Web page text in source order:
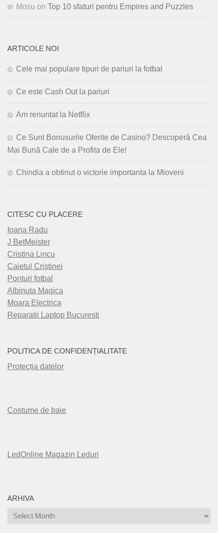
Mosu on Top 10 sfaturi pentru Empires and Puzzles
ARTICOLE NOI
Cele mai populare tipuri de pariuri la fotbal
Ce este Cash Out la pariuri
Am renuntat la Netflix
Ce Sunt Bonusurile Oferite de Casino? Descoperă Cea
Mai Bună Cale de a Profita de Ele!
Chindia a obtinut o victorie importanta la Mioveni
CITESC CU PLACERE
Ioana Radu
J BetMeister
Cristina Lincu
Caietul Cristinei
Ponturi fotbal
Albinuta Magica
Moara Electrica
Reparatii Laptop Bucuresti
POLITICA DE CONFIDENȚIALITATE
Protecția datelor
Costume de baie
LedOnline Magazin Leduri
ARHIVA
Arhiva